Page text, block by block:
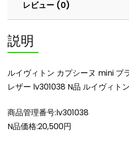
ラ
ン
M12344
リ
ヨ
レ
ザ
レビュー (0)
説明
ルイヴィトン カプシーヌ mini ブ
レザー lv301038 N品 ルイヴィト
商品管理番号:lv301038
N品価格:20,500円